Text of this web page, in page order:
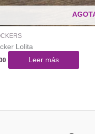
Lolita
Leer más